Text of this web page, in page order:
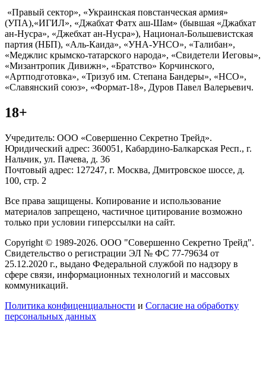
«Правый сектор», «Украинская повстанческая армия»
(УПА),«ИГИЛ», «Джабхат Фатх аш-Шам» (бывшая «Джабхат
ан-Нусра», «Джебхат ан-Нусра»), Национал-Большевистская
партия (НБП), «Аль-Каида», «УНА-УНСО», «Талибан»,
«Меджлис крымско-татарского народа», «Свидетели Иеговы»,
«Мизантропик Дивижн», «Братство» Корчинского,
«Артподготовка», «Тризуб им. Степана Бандеры», «НСО»,
«Славянский союз», «Формат-18», Дуров Павел Валерьевич.
18+
Учредитель: ООО «Совершенно Секретно Трейд».
Юридический адрес: 360051, Кабардино-Балкарская Респ., г.
Нальчик, ул. Пачева, д. 36
Почтовый адрес: 127247, г. Москва, Дмитровское шоссе, д.
100, стр. 2
Все права защищены. Копирование и использование
материалов запрещено, частичное цитирование возможно
только при условии гиперссылки на сайт.
Copyright © 1989-2026. ООО "Совершенно Секретно Трейд".
Свидетельство о регистрации ЭЛ № ФС 77-79634 от
25.12.2020 г., выдано Федеральной службой по надзору в
сфере связи, информационных технологий и массовых
коммуникаций.
Политика конфиценциальности и Согласие на обработку
персональных данных